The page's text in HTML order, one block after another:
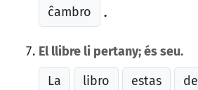
ĉambro .
El llibre li pertany; és seu.
La
libro estas de